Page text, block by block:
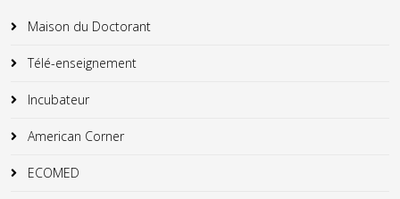
Maison du Doctorant
Télé-enseignement
Incubateur
American Corner
ECOMED